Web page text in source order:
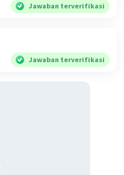
Jawaban terverifikasi
Jawaban terverifikasi